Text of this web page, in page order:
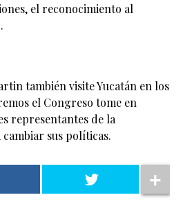
el reconocimiento al
también visite Yucatán en los
el Congreso tome en
representantes de la
sus políticas.